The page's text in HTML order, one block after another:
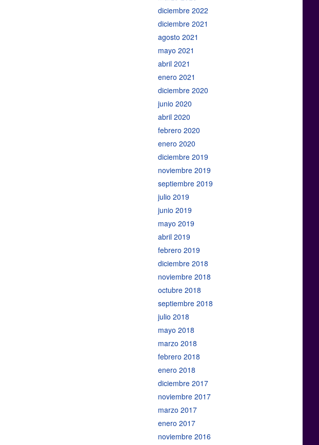
diciembre 2022
diciembre 2021
agosto 2021
mayo 2021
abril 2021
enero 2021
diciembre 2020
junio 2020
abril 2020
febrero 2020
enero 2020
diciembre 2019
noviembre 2019
septiembre 2019
julio 2019
junio 2019
mayo 2019
abril 2019
febrero 2019
diciembre 2018
noviembre 2018
octubre 2018
septiembre 2018
julio 2018
mayo 2018
marzo 2018
febrero 2018
enero 2018
diciembre 2017
noviembre 2017
marzo 2017
enero 2017
noviembre 2016